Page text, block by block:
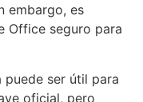
embargo, es
Office seguro para
ser útil para
oficial, pero